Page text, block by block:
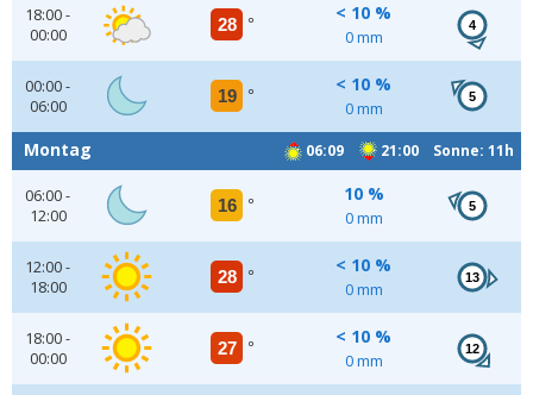
18:00 -
00:00
28 °
< 10 %
0 mm
4
00:00 -
06:00
19 °
< 10 %
0 mm
5
06:09 21:00 Sonne: 11h
Montag
06:00 -
12:00
16 °
10 %
0 mm
5
12:00 -
18:00
28 °
< 10 %
0 mm
13
18:00 -
00:00
27 °
< 10 %
0 mm
12